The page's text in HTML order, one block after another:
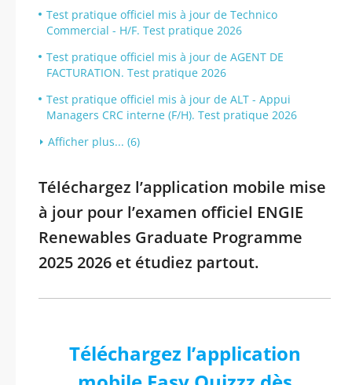
Test pratique officiel mis à jour de Technico
Commercial - H/F. Test pratique 2026
Test pratique officiel mis à jour de AGENT DE
FACTURATION. Test pratique 2026
Test pratique officiel mis à jour de ALT - Appui
Managers CRC interne (F/H). Test pratique 2026
Afficher plus... (6)
Téléchargez l’application mobile mise
à jour pour l’examen officiel ENGIE
Renewables Graduate Programme
2025 2026 et étudiez partout.
Téléchargez l’application